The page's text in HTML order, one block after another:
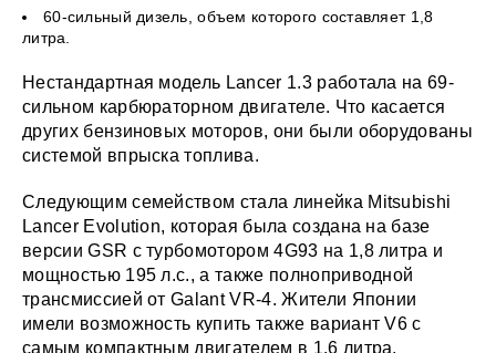
60-сильный дизель, объем которого составляет 1,8
литра.
Нестандартная модель Lancer 1.3 работала на 69-
сильном карбюраторном двигателе. Что касается
других бензиновых моторов, они были оборудованы
системой впрыска топлива.
Следующим семейством стала линейка Mitsubishi
Lancer Evolution, которая была создана на базе
версии GSR с турбомотором 4G93 на 1,8 литра и
мощностью 195 л.с., а также полноприводной
трансмиссией от Galant VR-4. Жители Японии
имели возможность купить также вариант V6 с
самым компактным двигателем в 1,6 литра.